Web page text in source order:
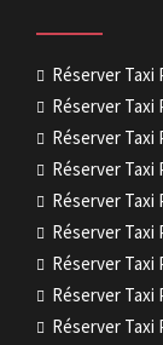
Réserver Taxi
Réserver Taxi
Réserver Taxi
Réserver Taxi
Réserver Taxi
Réserver Taxi
Réserver Taxi
Réserver Taxi
Réserver Taxi